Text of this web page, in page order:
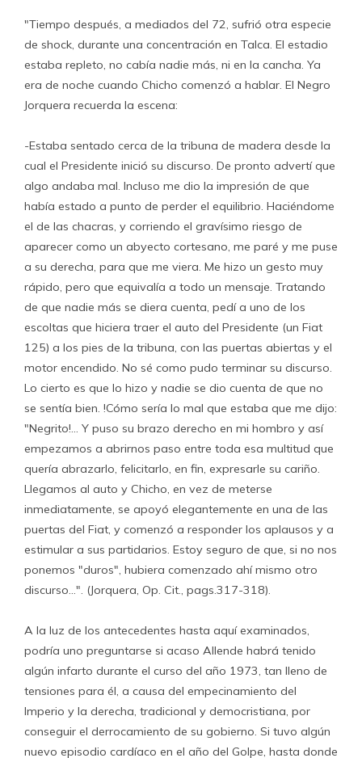
"Tiempo después, a mediados del 72, sufrió otra especie
de shock, durante una concentración en Talca. El estadio
estaba repleto, no cabía nadie más, ni en la cancha. Ya
era de noche cuando Chicho comenzó a hablar. El Negro
Jorquera recuerda la escena:
-Estaba sentado cerca de la tribuna de madera desde la
cual el Presidente inició su discurso. De pronto advertí que
algo andaba mal. Incluso me dio la impresión de que
había estado a punto de perder el equilibrio. Haciéndome
el de las chacras, y corriendo el gravísimo riesgo de
aparecer como un abyecto cortesano, me paré y me puse
a su derecha, para que me viera. Me hizo un gesto muy
rápido, pero que equivalía a todo un mensaje. Tratando
de que nadie más se diera cuenta, pedí a uno de los
escoltas que hiciera traer el auto del Presidente (un Fiat
125) a los pies de la tribuna, con las puertas abiertas y el
motor encendido. No sé como pudo terminar su discurso.
Lo cierto es que lo hizo y nadie se dio cuenta de que no
se sentía bien. !Cómo sería lo mal que estaba que me dijo:
"Negrito!… Y puso su brazo derecho en mi hombro y así
empezamos a abrirnos paso entre toda esa multitud que
quería abrazarlo, felicitarlo, en fin, expresarle su cariño.
Llegamos al auto y Chicho, en vez de meterse
inmediatamente, se apoyó elegantemente en una de las
puertas del Fiat, y comenzó a responder los aplausos y a
estimular a sus partidarios. Estoy seguro de que, si no nos
ponemos "duros", hubiera comenzado ahí mismo otro
discurso…". (Jorquera, Op. Cit., pags.317-318).
A la luz de los antecedentes hasta aquí examinados,
podría uno preguntarse si acaso Allende habrá tenido
algún infarto durante el curso del año 1973, tan lleno de
tensiones para él, a causa del empecinamiento del
Imperio y la derecha, tradicional y democristiana, por
conseguir el derrocamiento de su gobierno. Si tuvo algún
nuevo episodio cardíaco en el año del Golpe, hasta donde